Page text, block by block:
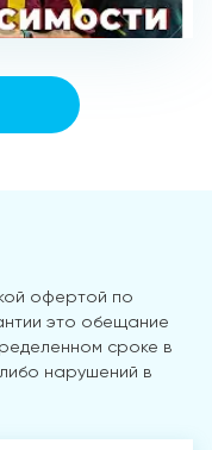
офертой по
это обещание
сроке в
нарушений в